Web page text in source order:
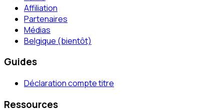
Affiliation
Partenaires
Médias
Belgique (bientôt)
Guides
Déclaration compte titre
Ressources